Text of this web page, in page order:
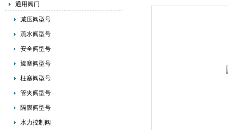
通用阀门
减压阀型号
疏水阀型号
安全阀型号
旋塞阀型号
柱塞阀型号
管夹阀型号
隔膜阀型号
水力控制阀